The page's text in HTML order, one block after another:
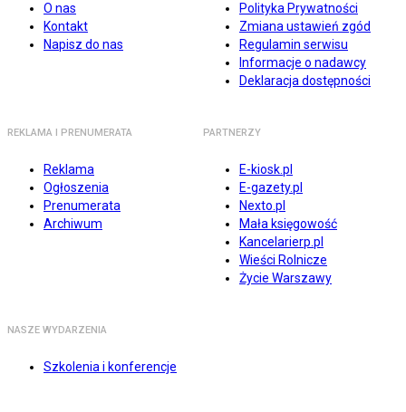
O nas
Kontakt
Napisz do nas
Polityka Prywatności
Zmiana ustawień zgód
Regulamin serwisu
Informacje o nadawcy
Deklaracja dostępności
REKLAMA I PRENUMERATA
Reklama
Ogłoszenia
Prenumerata
Archiwum
PARTNERZY
E-kiosk.pl
E-gazety.pl
Nexto.pl
Mała księgowość
Kancelarierp.pl
Wieści Rolnicze
Życie Warszawy
NASZE WYDARZENIA
Szkolenia i konferencje